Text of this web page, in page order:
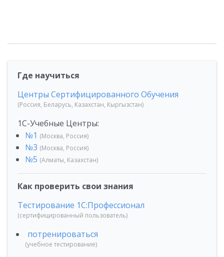
Где научиться
Центры Сертифицированного Обучения
(Россия, Беларусь, Казахстан, Кыргызстан)
1С-Учебные Центры:
№1 (Москва, Россия)
№3 (Москва, Россия)
№5 (Алматы, Казахстан)
Как проверить свои знания
Тестирование 1С:Профессионал
(сертифицированный пользователь)
потренироваться
(учебное тестирование)